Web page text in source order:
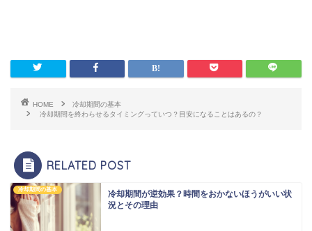
HOME
冷却期間の基本
冷却期間を終わらせるタイミングっていつ？目安になることはあるの？
RELATED POST
冷却期間の基本
冷却期間が逆効果？時間をおかないほうがいい状
況とその理由